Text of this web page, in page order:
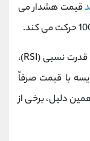
قیمت هشدار می
بر خلاف نوسانگرهای معمولی مانند شاخص قدرت نسبی (RSI)،
با قیمت صرفاً
دلیل، برخی از